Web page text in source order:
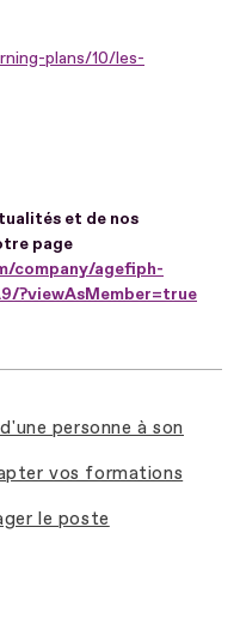
plans/10/les-
et de nos
page
company/agefiph-
?viewAsMember=true
personne à son
vos formations
le poste